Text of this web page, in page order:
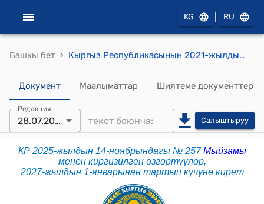
KG RU
Башкы бет › Кыргыз Республикасынын 2021-жылдын 28-октябрындагы № 129 "Кыргыз Республикасынын Кылмыш-жаза процессуалдык" кодекси
Документ Маалыматтар Шилтеме документтер
Редакция
28.07.2026 Салыштыруу